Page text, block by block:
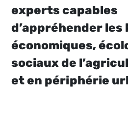
experts capables
d’appréhender les
économiques,
sociaux de
et en périphérie